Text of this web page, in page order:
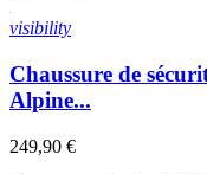
visibility
Chaussure de
Alpine...
249,90 €